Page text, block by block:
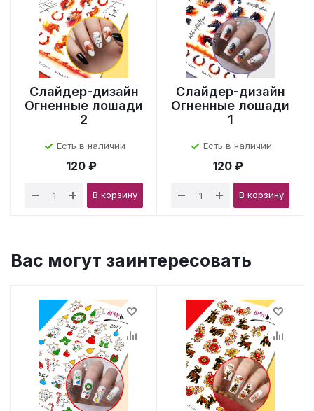
Слайдер-дизайн
Огненные лошади
2
Есть в наличии
120 ₽
В корзину
Слайдер-дизайн
Огненные лошади
1
Есть в наличии
120 ₽
В корзину
Вас могут заинтересовать